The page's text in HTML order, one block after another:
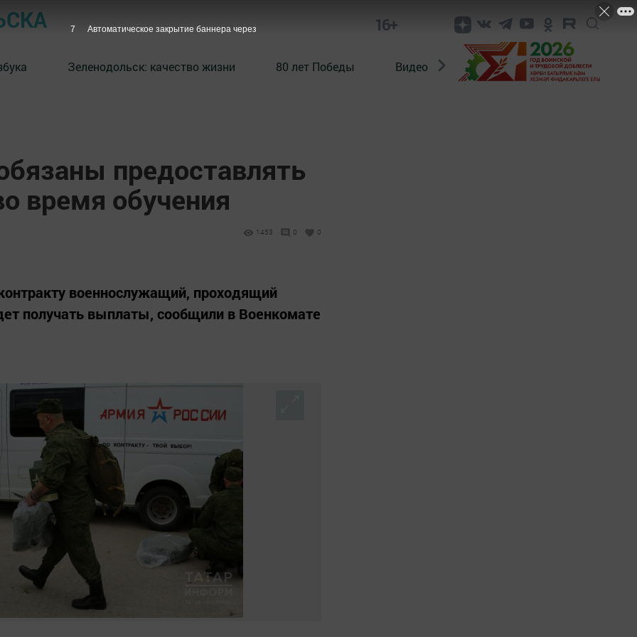
16+
⁠Зеленодольск: качество жизни 80 лет Победы Видео Конкурсы ЭтноДети
предоставлять
время обучения
1453 0 0
военнослужащий, проходящий
получать выплаты, сообщили в Военкомате
6 Автоматическое закрытие баннера через